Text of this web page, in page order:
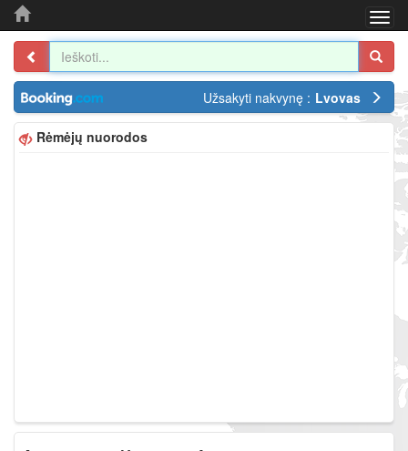
Užsakyti nakvynę : Lvovas
Rėmėjų nuorodos